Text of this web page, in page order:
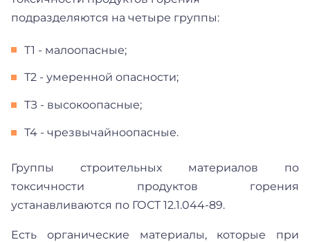
подразделяются на четыре группы:
Т1 - малоопасные;
Т2 - умеренной опасности;
ТЗ - высокоопасные;
Т4 - чрезвычайноопасные.
Группы строительных материалов по
токсичности продуктов горения
устанавливаются по ГОСТ 12.1.044-89.
Есть органические материалы, которые при